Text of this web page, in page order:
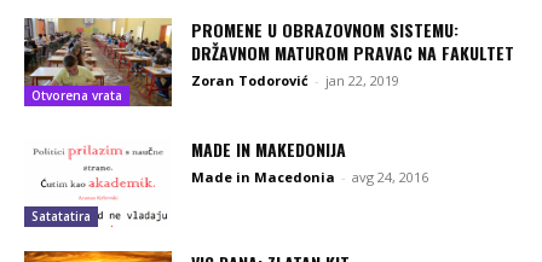
Otvorena vrata
PROMENE U OBRAZOVNOM SISTEMU:
DRŽAVNOM MATUROM PRAVAC NA FAKULTET
Zoran Todorović - jan 22, 2019
Satatatira
MADE IN MAKEDONIJA
Made in Macedonia - avg 24, 2016